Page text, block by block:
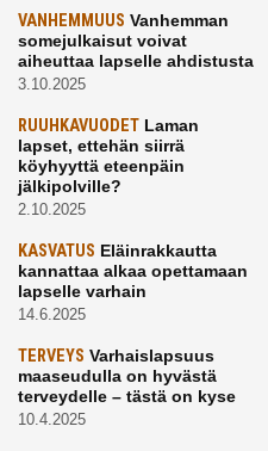
VANHEMMUUS Vanhemman
somejulkaisut voivat
aiheuttaa lapselle ahdistusta
3.10.2025
RUUHKAVUODET Laman
lapset, ettehän siirrä
köyhyyttä eteenpäin
jälkipolville?
2.10.2025
KASVATUS Eläinrakkautta
kannattaa alkaa opettamaan
lapselle varhain
14.6.2025
TERVEYS Varhaislapsuus
maaseudulla on hyvästä
terveydelle – tästä on kyse
10.4.2025